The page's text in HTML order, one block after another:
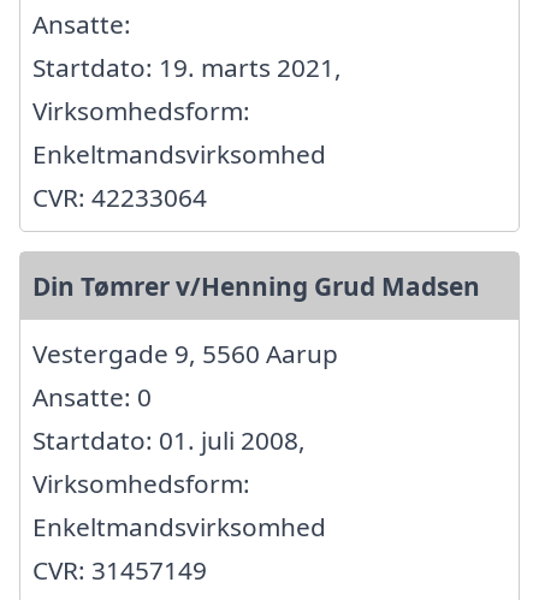
Ansatte:
Startdato: 19. marts 2021,
Virksomhedsform:
Enkeltmandsvirksomhed
CVR: 42233064
Din Tømrer v/Henning Grud Madsen
Vestergade 9, 5560 Aarup
Ansatte: 0
Startdato: 01. juli 2008,
Virksomhedsform:
Enkeltmandsvirksomhed
CVR: 31457149